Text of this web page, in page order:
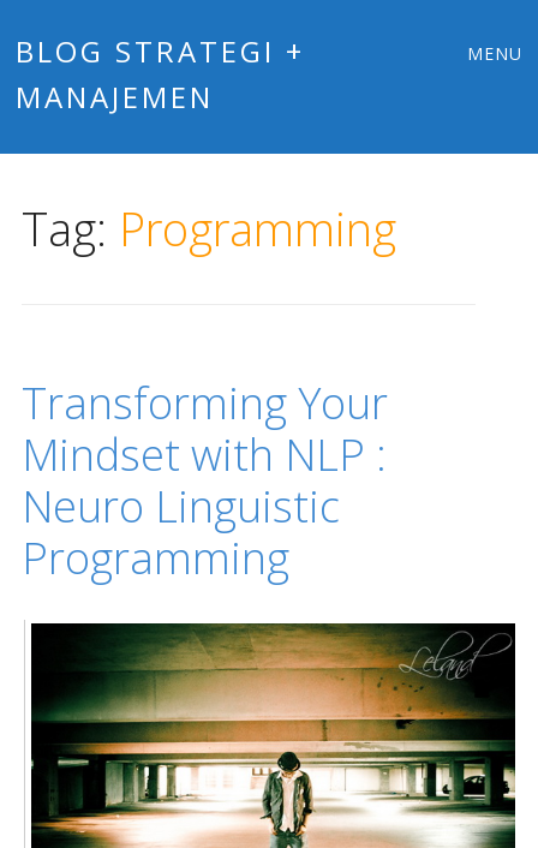
BLOG STRATEGI +
MANAJEMEN
MENU
Tag: Programming
Transforming Your
Mindset with NLP :
Neuro Linguistic
Programming